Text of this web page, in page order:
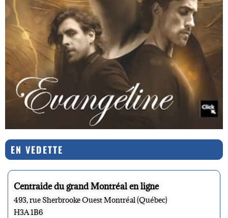
EN VEDETTE
Centraide du grand Montréal en ligne
493, rue Sherbrooke Ouest Montréal (Québec)
H3A 1B6